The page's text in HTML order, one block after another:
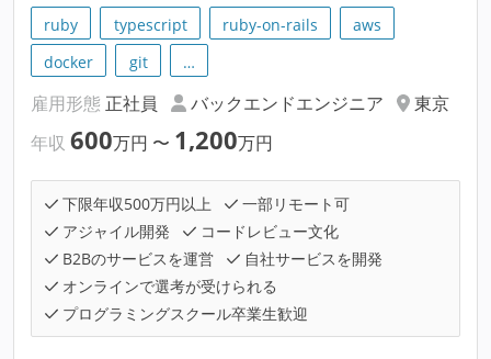
ruby typescript ruby-on-rails
aws
docker
git …
雇用形態 正社員 バックエンドエンジニア
東京
年収 600万円 〜 1,200万円
下限年収500万円以上
一部リモート可
アジャイル開発
コードレビュー文化
B2Bのサービスを運営
自社サービスを開発
オンラインで選考が受けられる
プログラミングスクール卒業生歓迎